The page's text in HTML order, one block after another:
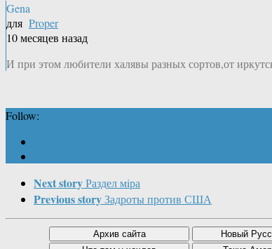
Gena
для Proper
10 месяцев назад
И при этом любители халявы разных сортов,от
Follow:
Next storyРаздел мiра
Previous storyЗадроты против США